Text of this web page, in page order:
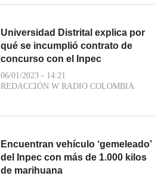
Universidad Distrital explica por
qué se incumplió contrato de
concurso con el Inpec
06/01/2023 - 14:21
REDACCIÓN W RADIO COLOMBIA
Encuentran vehículo ‘gemeleado’
del Inpec con más de 1.000 kilos
de marihuana